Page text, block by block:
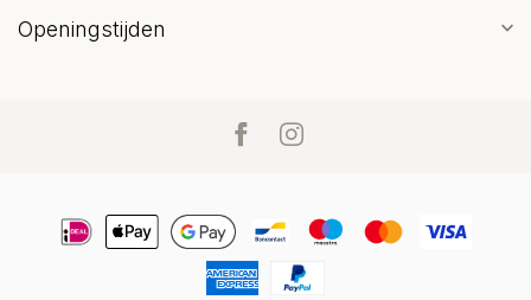
Openingstijden